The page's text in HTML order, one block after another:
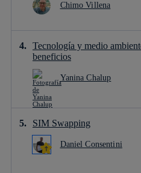
Chimo Villena
Tecnología y medio
beneficios
Yanina Chalup
SIM Swapping
Daniel Consentini